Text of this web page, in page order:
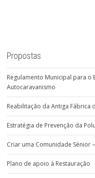
Propostas
Regulamento Municipal para o
Autocaravanismo
Reabilitação da Antiga Fábrica
Estratégia de Prevenção da
Criar uma Comunidade Sénior
Plano de apoio à Restauração